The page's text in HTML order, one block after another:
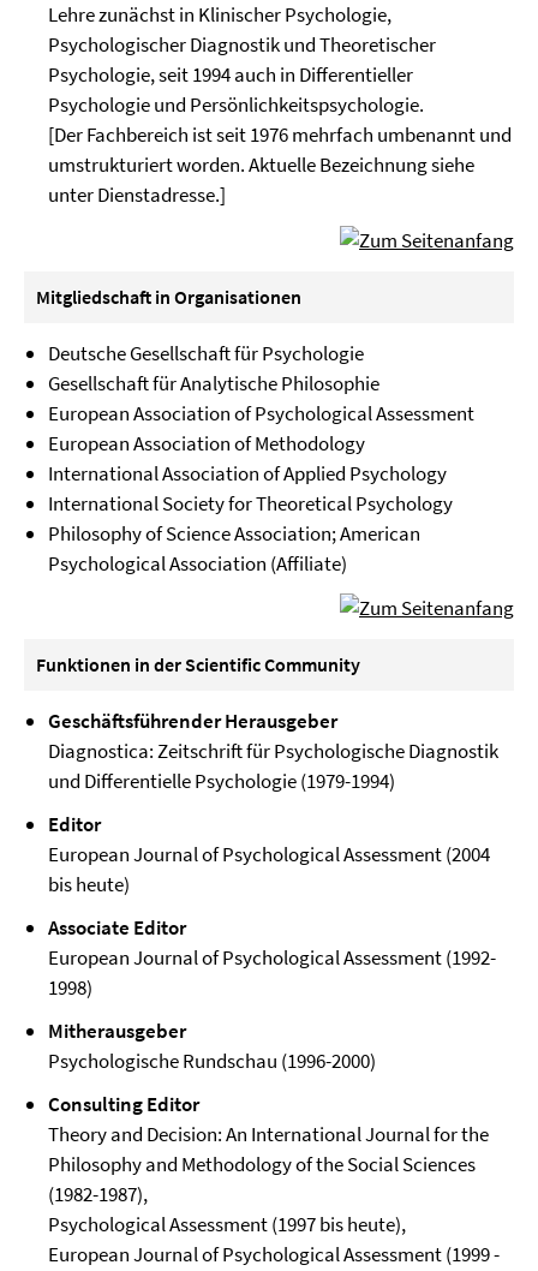
Lehre zunächst in Klinischer Psychologie,
Psychologischer Diagnostik und Theoretischer
Psychologie, seit 1994 auch in Differentieller
Psychologie und Persönlichkeitspsychologie.
[Der Fachbereich ist seit 1976 mehrfach umbenannt und
umstrukturiert worden. Aktuelle Bezeichnung siehe
unter Dienstadresse.]
Mitgliedschaft in Organisationen
Deutsche Gesellschaft für Psychologie
Gesellschaft für Analytische Philosophie
European Association of Psychological Assessment
European Association of Methodology
International Association of Applied Psychology
International Society for Theoretical Psychology
Philosophy of Science Association; American
Psychological Association (Affiliate)
Funktionen in der Scientific Community
Geschäftsführender Herausgeber
Diagnostica: Zeitschrift für Psychologische Diagnostik
und Differentielle Psychologie (1979-1994)
Editor
European Journal of Psychological Assessment (2004
bis heute)
Associate Editor
European Journal of Psychological Assessment (1992-
1998)
Mitherausgeber
Psychologische Rundschau (1996-2000)
Consulting Editor
Theory and Decision: An International Journal for the
Philosophy and Methodology of the Social Sciences
(1982-1987),
Psychological Assessment (1997 bis heute),
European Journal of Psychological Assessment (1999 -